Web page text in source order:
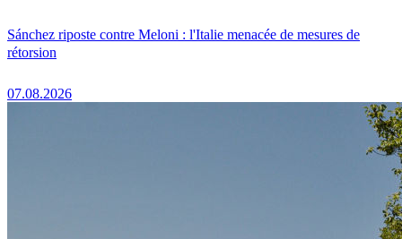
Sánchez riposte contre Meloni : l'Italie menacée de mesures de
rétorsion
07.08.2026